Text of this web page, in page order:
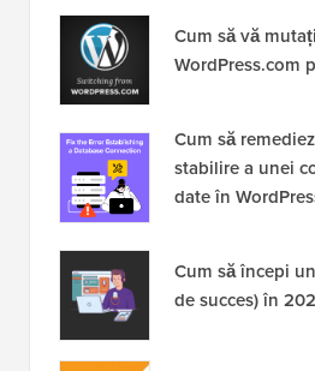
Cum să vă
WordPress.com
Cum să
stabilire a unei
date în
Cum să începi
de succes) în